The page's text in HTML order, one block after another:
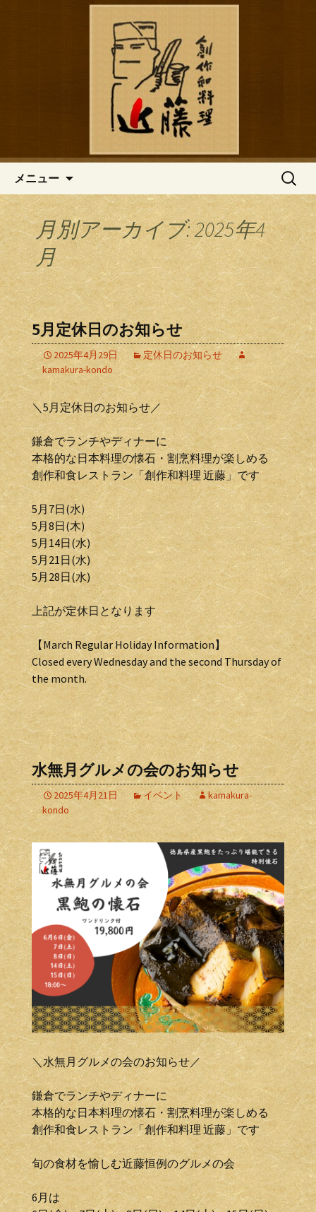
鎌倉の創作和食「近藤」のブロ
鎌倉の創作和食「近藤」のブログ
メニュー
検
月別アーカイブ: 2025年4
月
5月定休日のお知らせ
2025年4月29日
定休日のお知らせ
kamakura-kondo
＼5月定休日のお知らせ／
鎌倉でランチやディナーに
本格的な日本料理の懐石・割烹料理が楽しめる
創作和食レストラン「創作和料理 近藤」です
5月7日(水)
5月8日(木)
5月14日(水)
5月21日(水)
5月28日(水)
上記が定休日となります
【March Regular Holiday Information】
Closed every Wednesday and the second Thursday of
the month.
水無月グルメの会のお知らせ
2025年4月21日 イベント
kamakura-
kondo
＼水無月グルメの会のお知らせ／
鎌倉でランチやディナーに
本格的な日本料理の懐石・割烹料理が楽しめる
創作和食レストラン「創作和料理 近藤」です
旬の食材を愉しむ近藤恒例のグルメの会
6月は